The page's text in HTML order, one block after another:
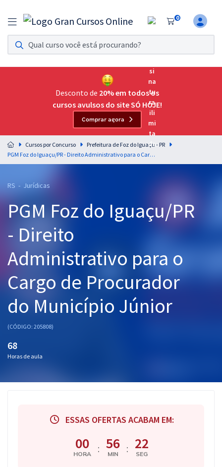
0
Assinatura Ilimitada 11
Acesso a todos os cursos. Teste grátis por 7 dias!
Assinatura OAB Até Passar
Acesso ilimitado a toda preparação para o Exame da
Residências Multiprofissionais
Preparação completa e intensiva para as principais
residências em saúde do Brasil
Cursos 20% OFF
Graduação
OAB
Mentorias
Questões grátis
Conteúdo gratuito
Aprovados
Desconto de 20% em todos os
cursos avulsos do site SÓ HOJE!
Comprar agora
Cursos por Concurso
Prefeitura de Foz do Iguaçu - PR
PGM Foz do Iguaçu/PR - Direito Administrativo para o Cargo de Procurador do Município Júnior
RS - Jurídicas
PGM Foz do Iguaçu/PR
- Direito
Administrativo para o
Cargo de Procurador
do Município Júnior
(CÓDIGO: 205808)
68
Horas de aula
ESSAS OFERTAS ACABAM EM:
00
HORA : 56
MIN : 22
SEG